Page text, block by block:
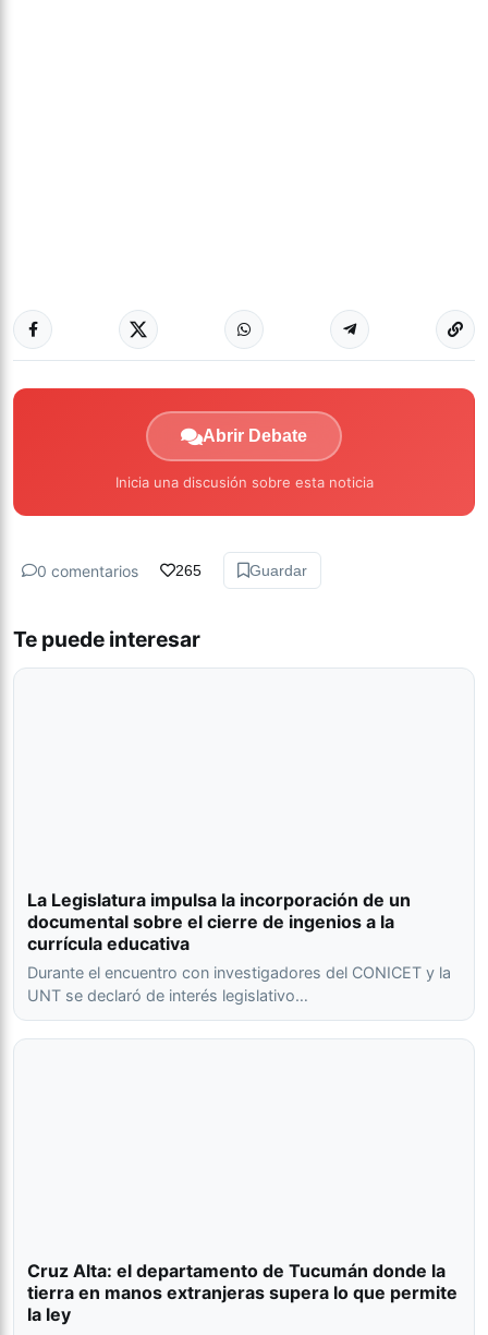
Abrir Debate
Inicia una discusión sobre esta noticia
0 comentarios 265 Guardar
Te puede interesar
La Legislatura impulsa la incorporación de un
documental sobre el cierre de ingenios a la
currícula educativa
Durante el encuentro con investigadores del CONICET y la
UNT se declaró de interés legislativo…
Cruz Alta: el departamento de Tucumán donde la
tierra en manos extranjeras supera lo que permite
la ley